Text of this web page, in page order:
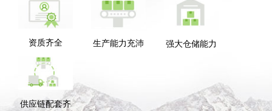
资质齐全 生产能力充沛 强大仓储能力
供应链配套齐